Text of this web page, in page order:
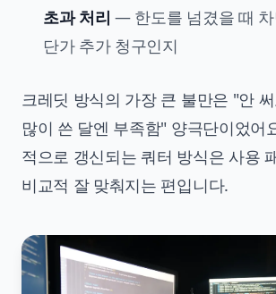
초과 처리 — 한도를 넘겼을 때 차
단가 추가 청구인지
크레딧 방식의 가장 큰 불만은 "안
많이 쓴 달엔 부족함" 양극단이었어
적으로 갱신되는 쿼터 방식은 사용
비교적 잘 맞춰지는 편입니다.